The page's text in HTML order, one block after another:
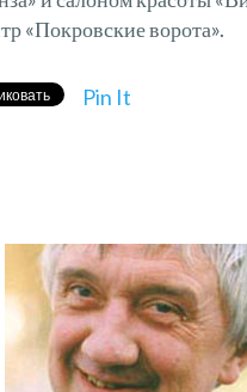
«Покровские ворота».
Pin It